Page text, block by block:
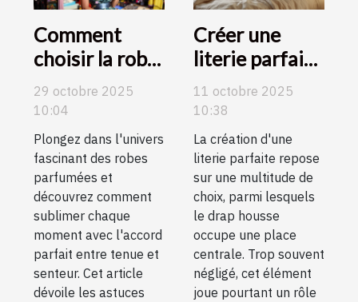
Comment
choisir la robe
parfumée
idéale pour
chaque
occasion ?
29 octobre 2025
10:04
Plongez dans l'univers
fascinant des robes
parfumées et
découvrez comment
sublimer chaque
moment avec l'accord
parfait entre tenue et
senteur. Cet article
dévoile les astuces
Créer une
literie parfaite
: Importance
du choix de
drap housse
11 octobre 2025
10:38
La création d'une
literie parfaite repose
sur une multitude de
choix, parmi lesquels
le drap housse
occupe une place
centrale. Trop souvent
négligé, cet élément
joue pourtant un rôle